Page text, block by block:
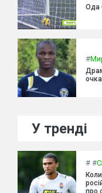
Ода
#
У тренді
# #
про